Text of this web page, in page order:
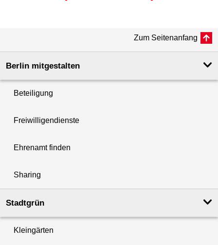
Zum Seitenanfang
Berlin mitgestalten
Beteiligung
Freiwilligendienste
Ehrenamt finden
Sharing
Stadtgrün
Kleingärten